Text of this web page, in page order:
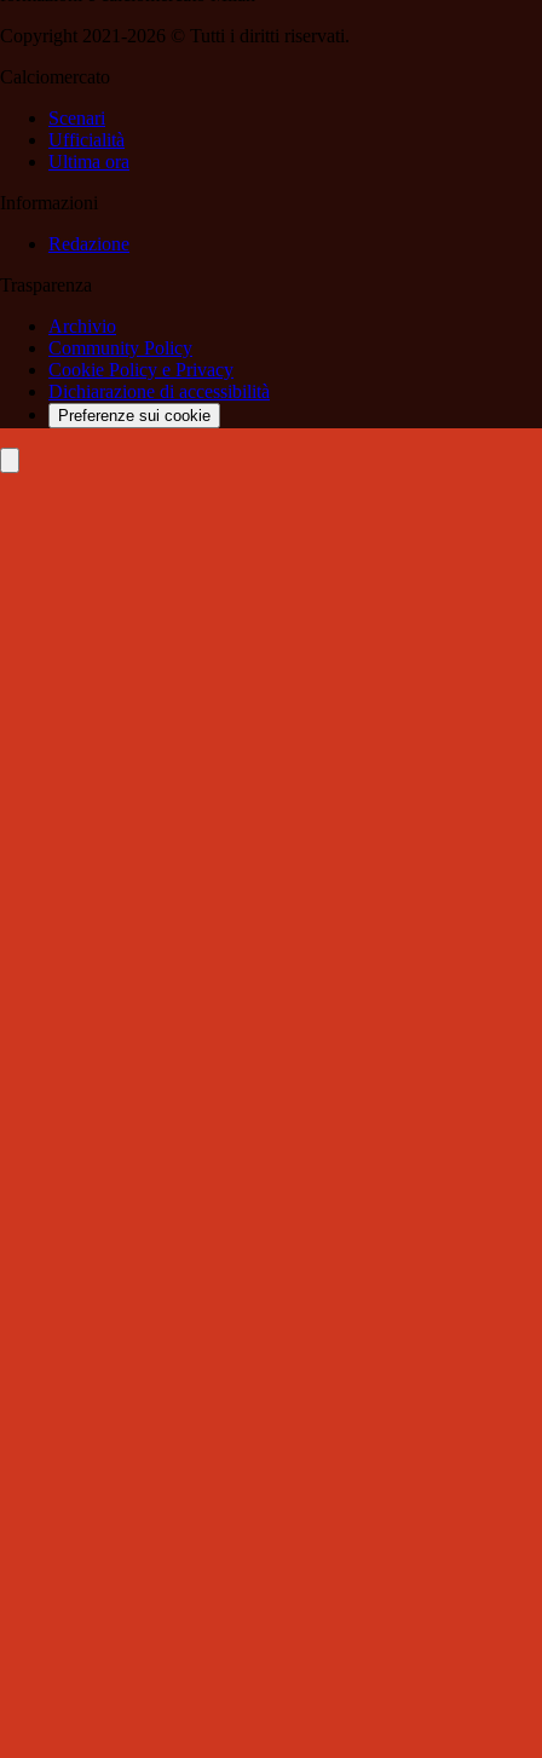
Copyright 2021-2026 © Tutti i diritti riservati.
Calciomercato
Scenari
Ufficialità
Ultima ora
Informazioni
Redazione
Trasparenza
Archivio
Community Policy
Cookie Policy e Privacy
Dichiarazione di accessibilità
Preferenze sui cookie